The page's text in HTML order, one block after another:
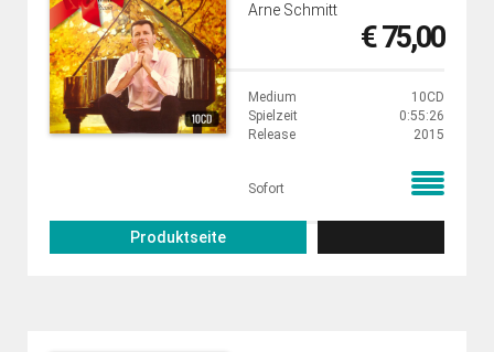
Arne Schmitt
€ 75,00
Medium
10CD
Spielzeit
0:55:26
Release
2015
Sofort
Produktseite